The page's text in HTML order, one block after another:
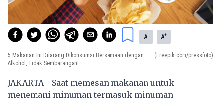
A- A+
5 Makanan Ini Dilarang Dikonsumsi Bersamaan dengan
Alkohol, Tidak Sembarangan!
(Freepik.com/pressfoto)
JAKARTA - Saat memesan makanan untuk
menemani minuman termasuk minuman